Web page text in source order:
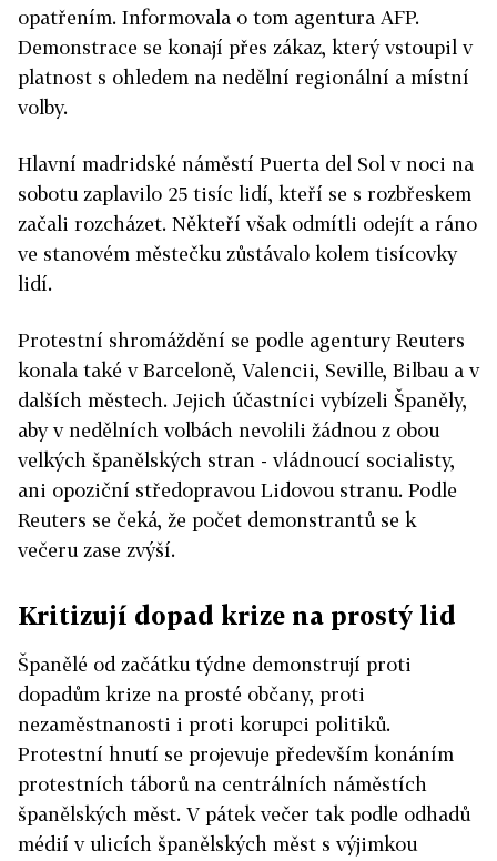
opatřením. Informovala o tom agentura AFP.
Demonstrace se konají přes zákaz, který vstoupil v
platnost s ohledem na nedělní regionální a místní
volby.
Hlavní madridské náměstí Puerta del Sol v noci na
sobotu zaplavilo 25 tisíc lidí, kteří se s rozbřeskem
začali rozcházet. Někteří však odmítli odejít a ráno
ve stanovém městečku zůstávalo kolem tisícovky
lidí.
Protestní shromáždění se podle agentury Reuters
konala také v Barceloně, Valencii, Seville, Bilbau a v
dalších městech. Jejich účastníci vybízeli Španěly,
aby v nedělních volbách nevolili žádnou z obou
velkých španělských stran - vládnoucí socialisty,
ani opoziční středopravou Lidovou stranu. Podle
Reuters se čeká, že počet demonstrantů se k
večeru zase zvýší.
Kritizují dopad krize na prostý lid
Španělé od začátku týdne demonstrují proti
dopadům krize na prosté občany, proti
nezaměstnanosti i proti korupci politiků.
Protestní hnutí se projevuje především konáním
protestních táborů na centrálních náměstích
španělských měst. V pátek večer tak podle odhadů
médií v ulicích španělských měst s výjimkou